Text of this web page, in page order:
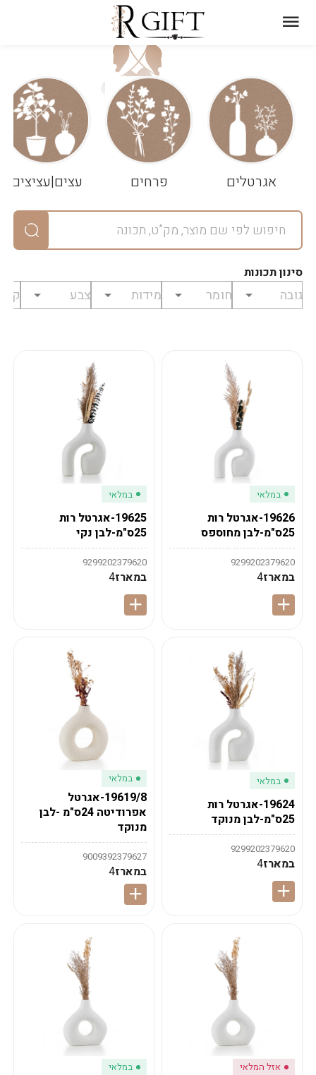
אגרטלים פרחים עצים|עציצים
סינון תכונות
במלאי
19626-אגרטל רות
25ס"מ-לבן מחוספס
9299202379620
במארז4
במלאי
19625-אגרטל רות
25ס"מ-לבן נקי
9299202379620
במארז4
במלאי
19624-אגרטל רות
25ס"מ-לבן מנוקד
9299202379620
במארז4
במלאי
19619/8-אגרטל
אפרודיטה 24ס"מ -לבן
מנוקד
9009392379627
במארז4
אזל המלאי במלאי
עגלת
שלך
ניקוי
הסל
במארז
מחיר
לפני
₪0
לתשלום